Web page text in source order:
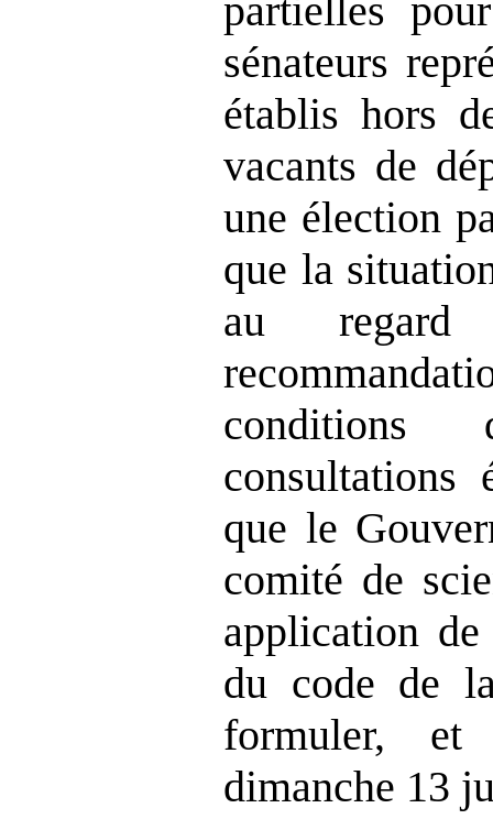
partielles
sénateurs
établis hors
vacants de
une élection
que la
au regard
conditions
consultations
que le
comité de
application
du code de
formuler,
dimanche 13